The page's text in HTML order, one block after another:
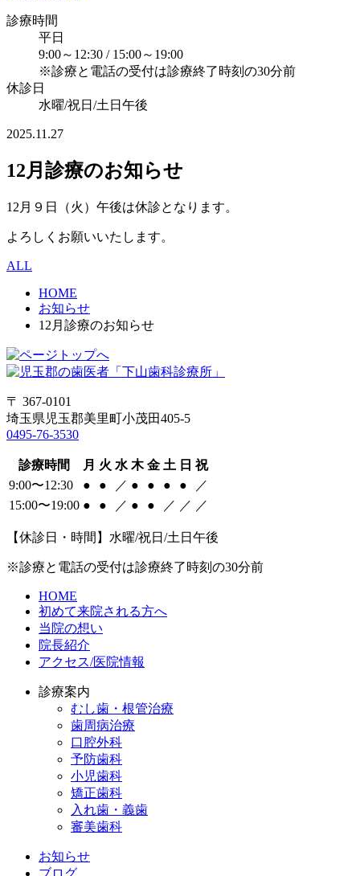
診療時間
平日
9:00～12:30 / 15:00～19:00
※診療と電話の受付は診療終了時刻の30分前
休診日
水曜/祝日/土日午後
2025.11.27
12月診療のお知らせ
12月９日（火）午後は休診となります。
よろしくお願いいたします。
ALL
HOME
お知らせ
12月診療のお知らせ
〒 367-0101
埼玉県児玉郡美里町小茂田405-5
0495-76-3530
診療時間 月 火 水 木 金 土 日 祝
9:00〜12:30
● ● ／ ● ● ● ●
／
15:00〜19:00 ● ● ／ ● ● ／ ／ ／
【休診日・時間】水曜/祝日/土日午後
※診療と電話の受付は診療終了時刻の30分前
HOME
初めて来院される方へ
当院の想い
院長紹介
アクセス/医院情報
診療案内
むし歯・根管治療
歯周病治療
​口腔外科
予防歯科
小児歯科
矯正歯科
入れ歯・義歯
審美歯科
お知らせ
ブログ